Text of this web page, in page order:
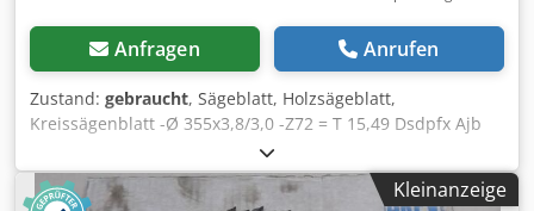
Anfragen Anrufen
Zustand: gebraucht, Sägeblatt, Holzsägeblatt,
Kreissägenblatt -Ø 355x3,8/3,0 -Z72 = T 15,49 Dsdpfx Ajb
Uhl Isi Tjck -n max. 5500 -0798-98541264x -UFN- bestückt -
Preis: pro Stück -Anzahl: 2x vorhanden -Gewicht: 2,6
kg/Stück
Kleinanzeige